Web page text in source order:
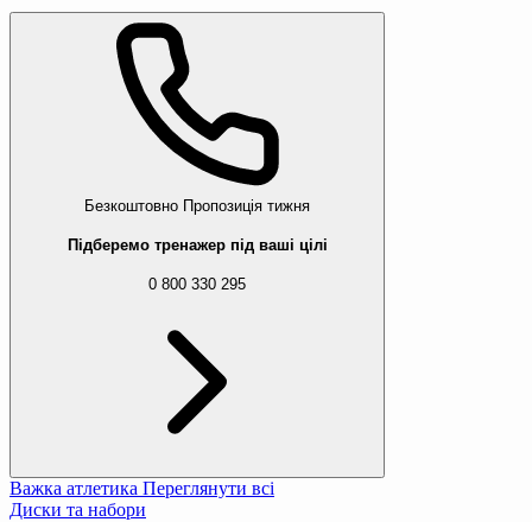
Безкоштовно Пропозиція тижня
Підберемо тренажер під ваші цілі
0 800 330 295
Важка атлетика Переглянути всі
Диски та набори